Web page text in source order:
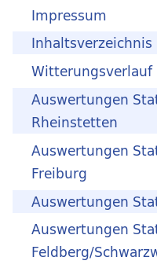
Impressum
Inhaltsverzeichnis
Witterungsverlauf
Auswertungen
Rheinstetten
Auswertungen
Freiburg
Auswertungen
Auswertungen
Feldberg/